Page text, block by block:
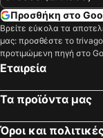
Ξενοδοχεία
Ξενοδοχεία
Προσθήκη στο
Βρείτε εύκολα τα
μας: προσθέστε το
προτιμώμενη πηγή στο
Εταιρεία
Τα προϊόντα μας
Όροι και